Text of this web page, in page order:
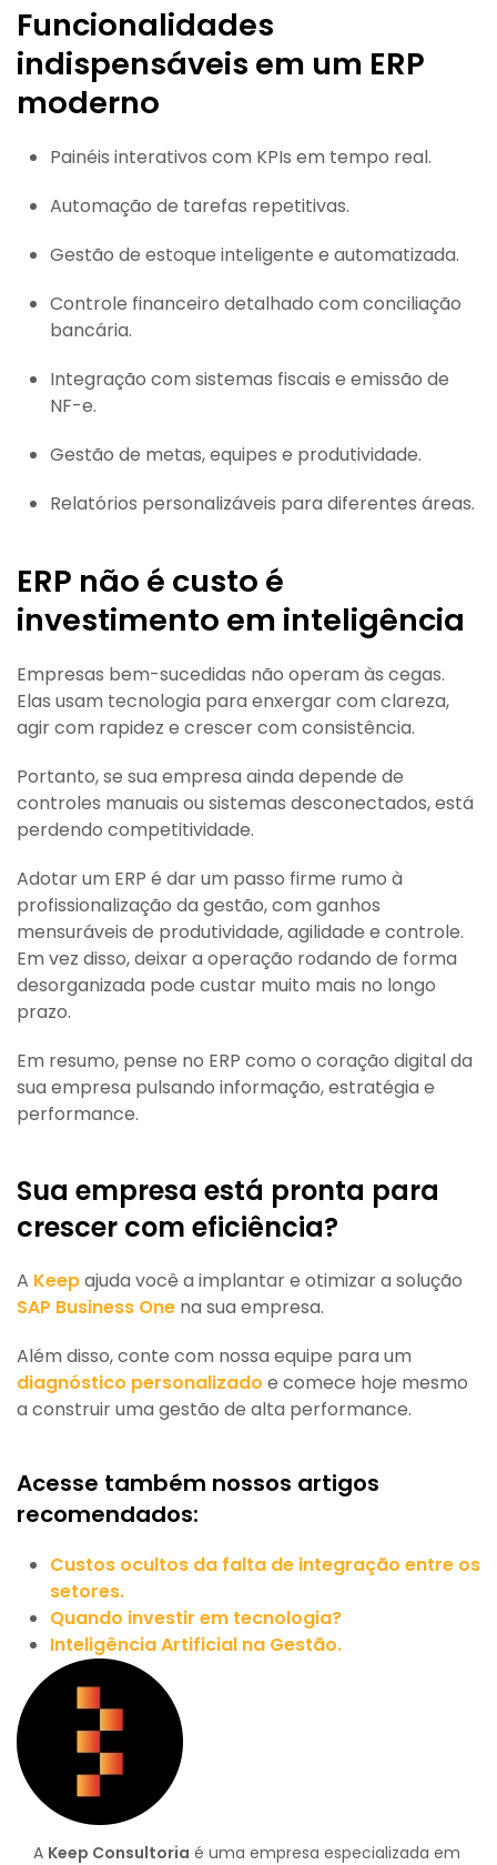
Funcionalidades
indispensáveis em um ERP
moderno
Painéis interativos com KPIs em tempo real.
Automação de tarefas repetitivas.
Gestão de estoque inteligente e automatizada.
Controle financeiro detalhado com conciliação
bancária.
Integração com sistemas fiscais e emissão de
NF-e.
Gestão de metas, equipes e produtividade.
Relatórios personalizáveis para diferentes áreas.
ERP não é custo é
investimento em inteligência
Empresas bem-sucedidas não operam às cegas.
Elas usam tecnologia para enxergar com clareza,
agir com rapidez e crescer com consistência.
Portanto, se sua empresa ainda depende de
controles manuais ou sistemas desconectados, está
perdendo competitividade.
Adotar um ERP é dar um passo firme rumo à
profissionalização da gestão, com ganhos
mensuráveis de produtividade, agilidade e controle.
Em vez disso, deixar a operação rodando de forma
desorganizada pode custar muito mais no longo
prazo.
Em resumo, pense no ERP como o coração digital da
sua empresa pulsando informação, estratégia e
performance.
Sua empresa está pronta para
crescer com eficiência?
A Keepajuda você a implantar e otimizar a solução
SAP Business One na sua empresa.
Além disso, conte com nossa equipe para um
diagnóstico personalizado e comece hoje mesmo
a construir uma gestão de alta performance.
Acesse também nossos artigos
recomendados:
Custos ocultos da falta de integração entre os
setores.
Quando investir em tecnologia?
Inteligência Artificial na Gestão.
A Keep Consultoria é uma empresa especializada em